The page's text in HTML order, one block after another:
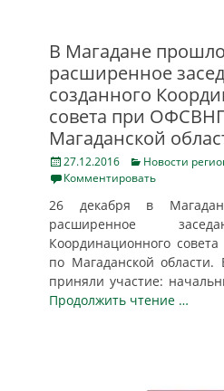
В Магадане
расширенное
созданного
совета при
Магаданской
Posted
on
27.12.2016 Categories
Новости
Комментировать
26 декабря в
расширенное
Координационного
по Магаданской
приняли участие:
Продолжить чтение …